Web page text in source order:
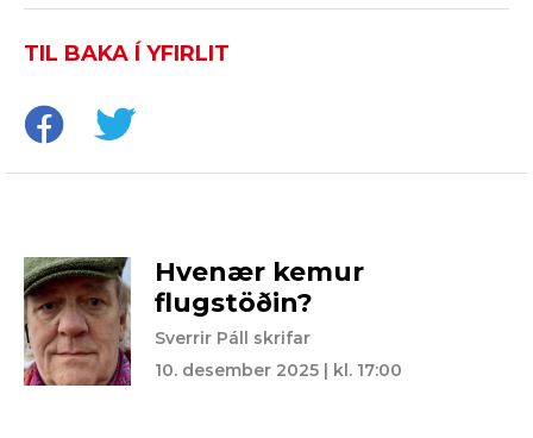
TIL BAKA Í YFIRLIT
Hvenær kemur
flugstöðin?
Sverrir Páll skrifar
10. desember 2025 | kl. 17:00